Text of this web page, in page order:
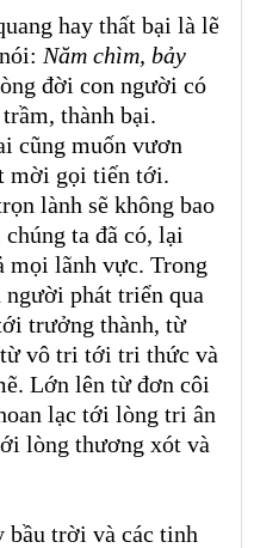
hay thất bại là lẽ
Năm chìm, bảy
đời con người có
thành bại.
cũng muốn vươn
mời gọi tiến tới.
lành sẽ không bao
ta đã có, lại
mọi lãnh vực. Trong
người phát triển qua
trưởng thành, từ
vô tri tới tri thức và
Lớn lên từ đơn côi
lạc tới lòng tri ân
lòng thương xót và
bầu trời và các tinh